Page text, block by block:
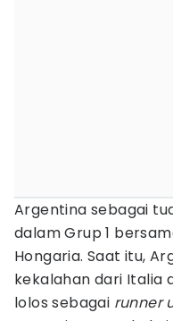
Argentina sebagai
dalam Grup 1
Hongaria. Saat itu,
kekalahan dari Italia
lolos sebagai runner